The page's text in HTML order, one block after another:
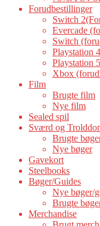
Forudbestillinger
Switch
Evercade
Switch
Playstation
Playstation
Xbox
Film
Brugte film
Nye film
Sealed spil
Sværd og
Brugte
Nye bøger
Gavekort
Steelbooks
Bøger/Guides
Nye bøger/
Brugte
Merchandise